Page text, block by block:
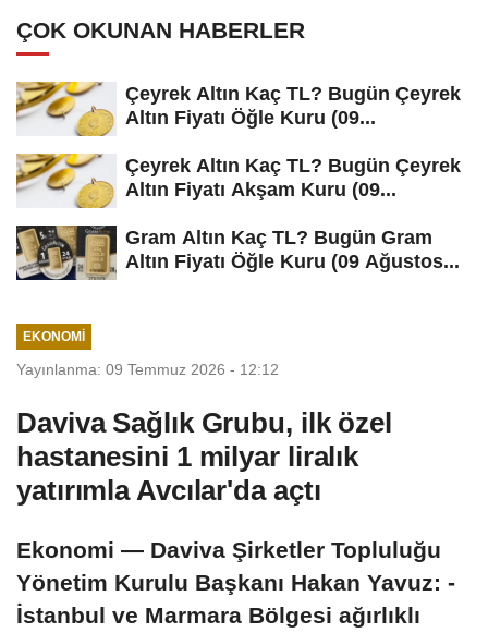
ÇOK OKUNAN HABERLER
Çeyrek Altın Kaç TL? Bugün Çeyrek
Altın Fiyatı Öğle Kuru (09...
Çeyrek Altın Kaç TL? Bugün Çeyrek
Altın Fiyatı Akşam Kuru (09...
Gram Altın Kaç TL? Bugün Gram
Altın Fiyatı Öğle Kuru (09 Ağustos...
EKONOMI
Yayınlanma: 09 Temmuz 2026 - 12:12
Daviva Sağlık Grubu, ilk özel
hastanesini 1 milyar liralık
yatırımla Avcılar'da açtı
Ekonomi — Daviva Şirketler Topluluğu
Yönetim Kurulu Başkanı Hakan Yavuz: -
İstanbul ve Marmara Bölgesi ağırlıklı